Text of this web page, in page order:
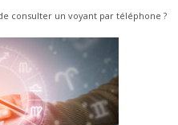
consulter un voyant par téléphone ?